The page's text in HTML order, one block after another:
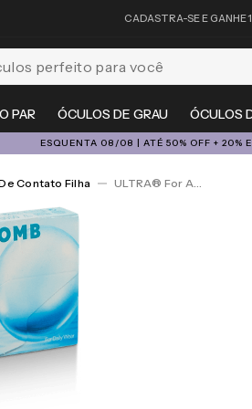
CADASTRA-SE E GANHE
PAR ÓCULOS DE GRAU ÓCULOS
para você
ESQUENTA 08/08 | ATÉ 50% OFF + 20%
Contato Filha ULTRA® For Astigmatism 6